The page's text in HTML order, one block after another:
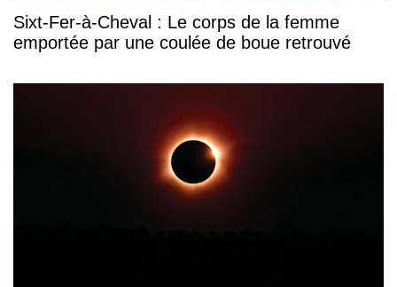
Sixt-Fer-à-Cheval : Le corps de la femme
emportée par une coulée de boue retrouvé